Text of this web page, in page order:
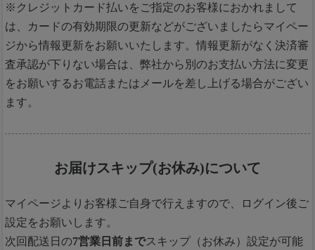
※クレジットカード払いをご指定のお客様におかれまして
は、カードの有効期限の更新などがございましたらマイペー
ジから情報更新をお願いいたします。情報更新がなく決済審
査承認が下りない場合は、弊社から別のお支払い方法に変更
をお願いするお電話またはメールを差し上げる場合がござい
ます。
お届けスキップ(お休み)について
マイページよりお客様ご自身で行えますので、ログイン後ご
設定をお願いします。
次回配送日の7営業日前までスキップ（お休み）設定が可能